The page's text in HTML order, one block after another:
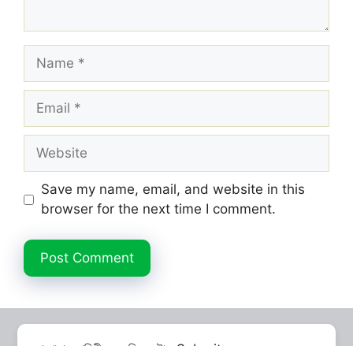
Name
Email
Website
Save my name, email, and website in this
browser for the next time I comment.